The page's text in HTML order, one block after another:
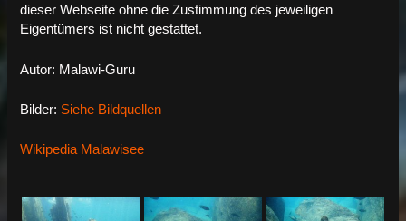
dieser Webseite ohne die Zustimmung des jeweiligen
Eigentümers ist nicht gestattet.
Autor: Malawi-Guru
Bilder: Siehe Bildquellen
Wikipedia Malawisee